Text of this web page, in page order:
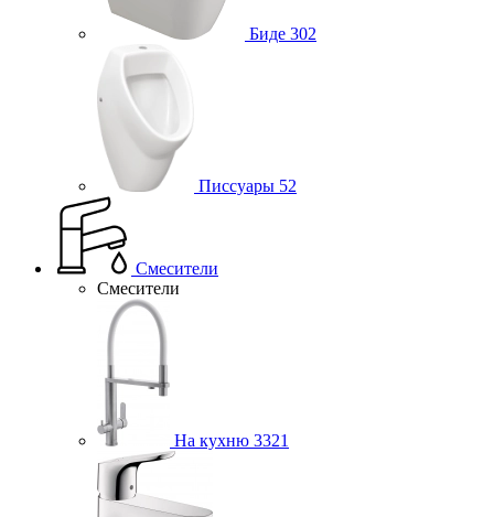
Биде 302
Писсуары 52
Смесители
Смесители
На кухню 3321